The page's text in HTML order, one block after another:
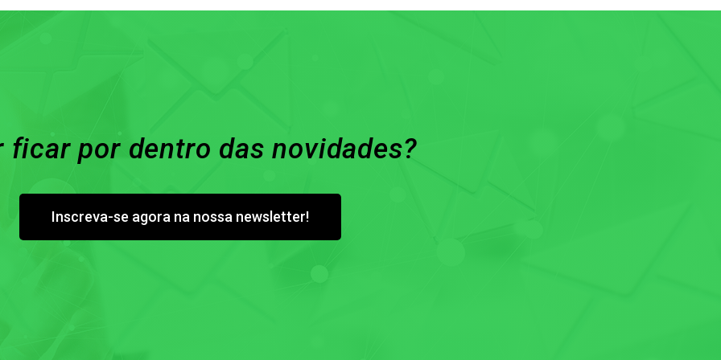
ficar por dentro das novidades?
Inscreva-se agora na nossa newsletter!